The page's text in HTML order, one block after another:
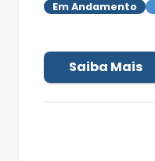
Em Andamento
Saiba Mais